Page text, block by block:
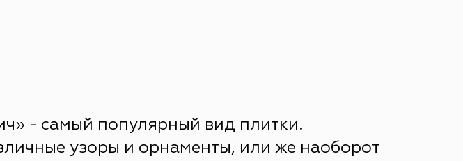
- самый популярный вид плитки.
узоры и орнаменты, или же наоборот